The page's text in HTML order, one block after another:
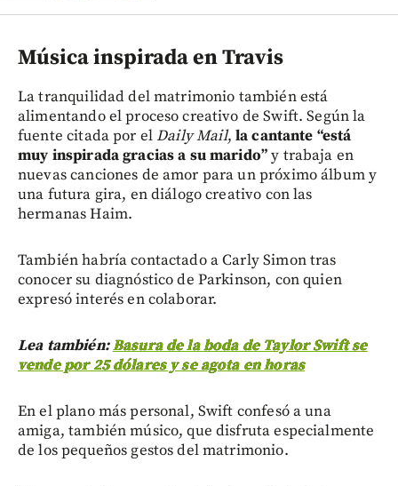
Música inspirada en Travis
La tranquilidad del matrimonio también está
alimentando el proceso creativo de Swift. Según la
fuente citada por elDaily Mail, la cantante “está
muy inspirada gracias a su marido”y trabaja en
nuevas canciones de amor para un próximo álbum y
una futura gira, en diálogo creativo con las
hermanas Haim.
También habría contactado a Carly Simon tras
conocer su diagnóstico de Parkinson, con quien
expresó interés en colaborar.
Lea también:Basura de la boda de Taylor Swift se
vende por 25 dólares y se agota en horas
En el plano más personal, Swift confesó a una
amiga, también músico, que disfruta especialmente
de los pequeños gestos del matrimonio.